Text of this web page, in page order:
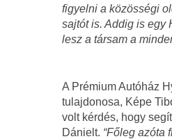
figyelni a közösségi
sajtót is. Addig is egy
lesz a társam a
A Prémium Autóház
tulajdonosa, Képe
volt kérdés, hogy
Dánielt. “Főleg azóta